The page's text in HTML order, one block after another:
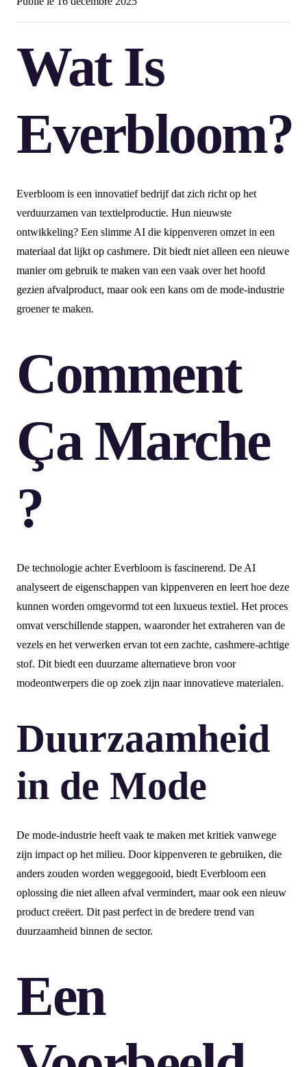
Wat Is
Everbloom?
Everbloom is een innovatief bedrijf dat zich richt op het
verduurzamen van textielproductie. Hun nieuwste
ontwikkeling? Een slimme AI die kippenveren omzet in een
materiaal dat lijkt op cashmere. Dit biedt niet alleen een nieuwe
manier om gebruik te maken van een vaak over het hoofd
gezien afvalproduct, maar ook een kans om de mode-industrie
groener te maken.
Comment
Ça Marche
?
De technologie achter Everbloom is fascinerend. De AI
analyseert de eigenschappen van kippenveren en leert hoe deze
kunnen worden omgevormd tot een luxueus textiel. Het proces
omvat verschillende stappen, waaronder het extraheren van de
vezels en het verwerken ervan tot een zachte, cashmere-achtige
stof. Dit biedt een duurzame alternatieve bron voor
modeontwerpers die op zoek zijn naar innovatieve materialen.
Duurzaamheid
in de Mode
De mode-industrie heeft vaak te maken met kritiek vanwege
zijn impact op het milieu. Door kippenveren te gebruiken, die
anders zouden worden weggegooid, biedt Everbloom een
oplossing die niet alleen afval vermindert, maar ook een nieuw
product creëert. Dit past perfect in de bredere trend van
duurzaamheid binnen de sector.
Een